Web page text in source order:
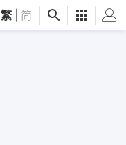
繁 简